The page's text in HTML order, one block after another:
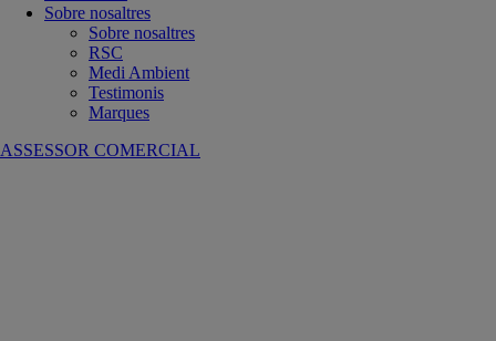
Sobre nosaltres
Sobre nosaltres
RSC
Medi Ambient
Testimonis
Marques
ASSESSOR COMERCIAL